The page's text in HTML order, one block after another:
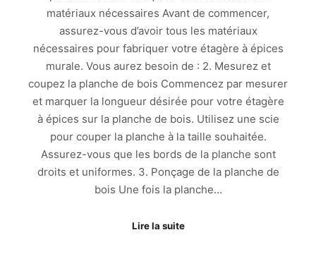
matériaux nécessaires Avant de commencer,
assurez-vous d’avoir tous les matériaux
nécessaires pour fabriquer votre étagère à épices
murale. Vous aurez besoin de : 2. Mesurez et
coupez la planche de bois Commencez par mesurer
et marquer la longueur désirée pour votre étagère
à épices sur la planche de bois. Utilisez une scie
pour couper la planche à la taille souhaitée.
Assurez-vous que les bords de la planche sont
droits et uniformes. 3. Ponçage de la planche de
bois Une fois la planche…
Lire la suite